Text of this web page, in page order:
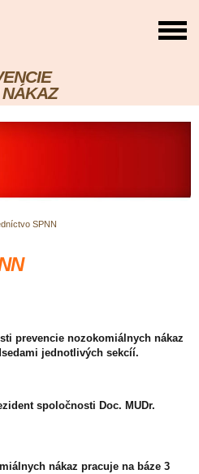
SPNN
prevencie nozokomiálnych nákaz
jednotlivých sekcíí.
spoločnosti Doc. MUDr.
nákaz pracuje na báze 3